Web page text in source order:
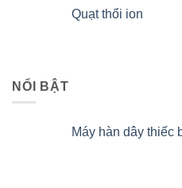
Quạt thổi ion
NỔI BẬT
Máy hàn dây thiếc